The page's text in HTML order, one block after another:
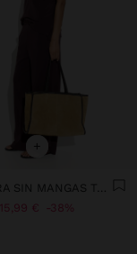
+
SUDADERA SIN MANGAS TACTO SUAVE
15,99 € 38%